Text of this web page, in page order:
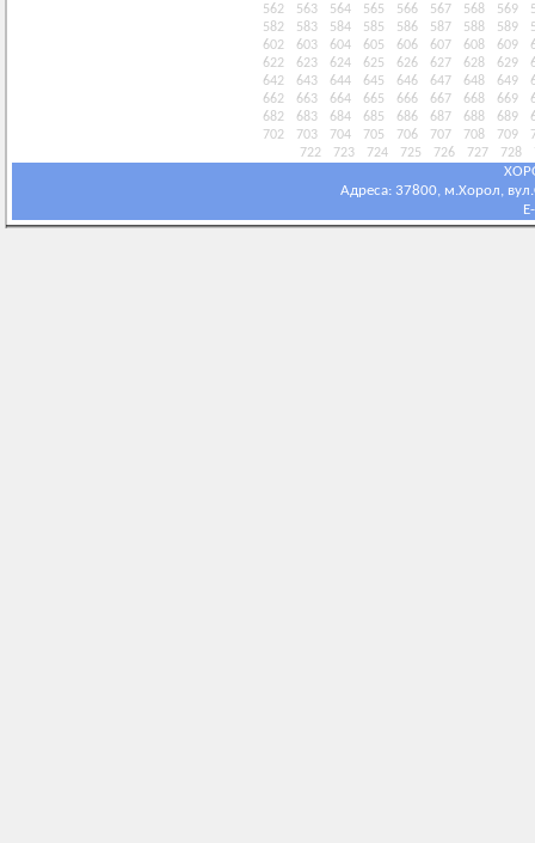
562
563 564 565 566 567 568 569
582
583 584 585 586 587 588 589
602
603 604 605 606 607 608 609
622
623 624 625 626 627 628 629
642
643 644 645 646 647 648 649
662
663 664 665 666 667 668 669
682
683 684 685 686 687 688 689
702
703 704 705 706 707 708 709
722
723 724 725 726 727 728
Адреса: 37800, м.Хорол,